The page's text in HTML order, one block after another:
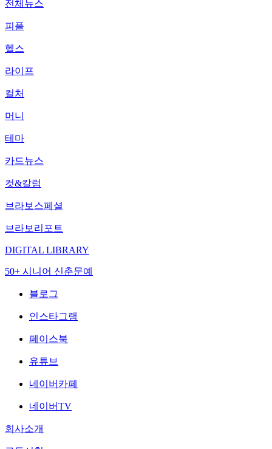
전체뉴스
피플
헬스
라이프
컬처
머니
테마
카드뉴스
컷&칼럼
브라보스페셜
브라보리포트
DIGITAL LIBRARY
50+ 시니어 신춘문예
블로그
인스타그램
페이스북
유튜브
네이버카페
네이버TV
회사소개